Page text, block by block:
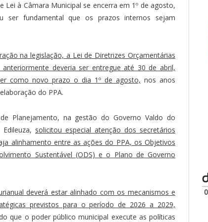
à Câmara Municipal se encerra em 1º de agosto,
fundamental que os prazos internos sejam
na legislação, a Lei de Diretrizes Orçamentárias
anteriormente deveria ser entregue até 30 de abril,
como novo prazo o dia 1º de agosto, nos anos
do PPA.
Planejamento, na gestão do Governo Valdo do
solicitou especial atenção dos secretários
alinhamento entre as ações do PPA, os Objetivos
Sustentável (ODS) e o Plano de Governo
deverá estar alinhado com os mecanismos e
previstos para o período de 2026 a 2029,
que o poder público municipal execute as políticas